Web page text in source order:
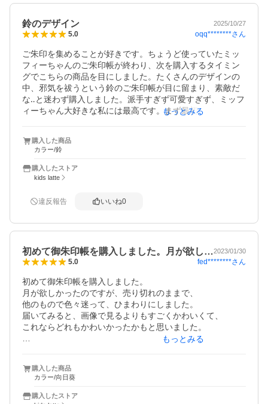
鈴のデザイン 2025/10/27
5.0 oqq********さん
ご朱印を集めることが好きです。ちょうど使っていたミッ
フィーちゃんのご朱印帳が終わり、次を購入するタイミン
グでこちらの商品を目にしました。たくさんのデザインの
中、邪気を祓うという鈴のご朱印帳が目に留まり、素敵だ
な‥と迷わず購入しました。派手すぎず可愛すぎず、ミッフ
ィーちゃん大好きな私には最高です。まず最初はどこでご
もっとみる
購入した商品
カラー/鈴
購入したストア
kids latte
違反報告 いいね0
初めて御朱印帳を購入しました。月が欲し…2023/01/30
5.0 fed********さん
初めて御朱印帳を購入しました。
月が欲しかったのですが、売り切れのままで、
他のもので色々迷って、ひまわりにしました。
届いてみると、画像で見るよりもすごくかわいくて、
これならどれもかわいかったかもと思いました。
おおむね予定通りに到着しました。
きれいに梱包されていて大満足です。
もっとみる
購入した商品
カラー/向日葵
購入したストア